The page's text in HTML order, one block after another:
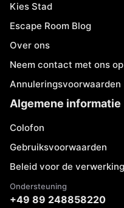
Kies Stad
Escape Room Blog
Over ons
Neem contact met ons op
Annuleringsvoorwaarden
Algemene informatie
Colofon
Gebruiksvoorwaarden
Beleid voor de
Ondersteuning
+49 89 248858220